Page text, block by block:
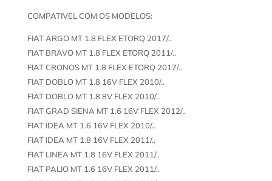
COMPATIVEL COM OS MODELOS:
FIAT ARGO MT 1.8 FLEX ETORQ 2017/..
FIAT BRAVO MT 1.8 FLEX ETORQ 2011/..
FIAT CRONOS MT 1.8 FLEX ETORQ 2017/..
FIAT DOBLO MT 1.8 16V FLEX 2010/..
FIAT DOBLO MT 1.8 8V FLEX 2010/..
FIAT GRAD SIENA MT 1.6 16V FLEX 2012/..
FIAT IDEA MT 1.6 16V FLEX 2010/..
FIAT IDEA MT 1.8 16V FLEX 2011/..
FIAT LINEA MT 1.8 16V FLEX 2011/..
FIAT PALIO MT 1.6 16V FLEX 2011/..